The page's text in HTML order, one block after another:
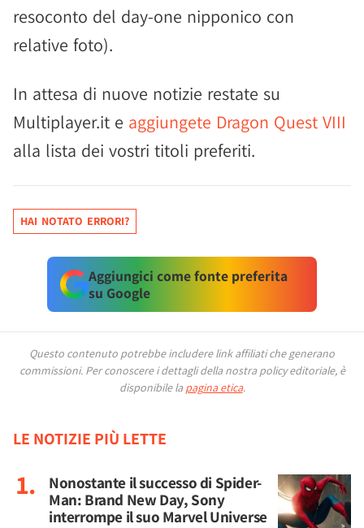
resoconto del day-one nipponico con
relative foto).
In attesa di nuove notizie restate su
Multiplayer.it e aggiungete Dragon Quest VIII
alla lista dei vostri titoli preferiti.
HAI NOTATO ERRORI?
Aggiungici come fonte preferita
su Google
Questo contenuto potrebbe includere link affiliati che generano
commissioni. Per conoscere i dettagli della nostra policy editoriale, è
disponibile la pagina etica.
LE NOTIZIE PIÙ LETTE
Nonostante il successo di Spider-
Man: Brand New Day, Sony
interrompe il suo Marvel Universe